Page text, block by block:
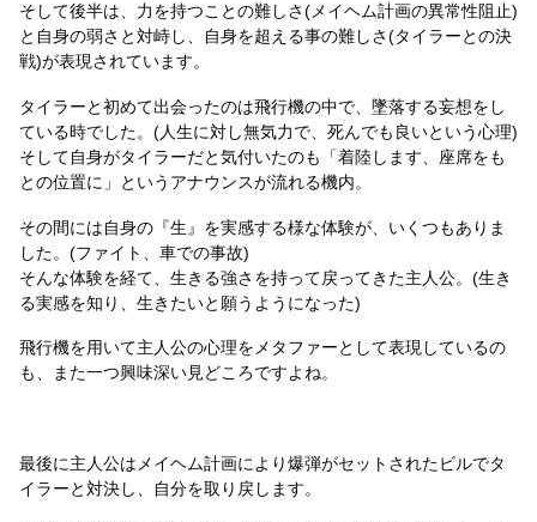
そして後半は、力を持つことの難しさ(メイヘム計画の異常性阻止)
と自身の弱さと対峙し、自身を超える事の難しさ(タイラーとの決
戦)が表現されています。
タイラーと初めて出会ったのは飛行機の中で、墜落する妄想をし
ている時でした。(人生に対し無気力で、死んでも良いという心理)
そして自身がタイラーだと気付いたのも「着陸します、座席をも
との位置に」というアナウンスが流れる機内。
その間には自身の『生』を実感する様な体験が、いくつもありま
した。(ファイト、車での事故)
そんな体験を経て、生きる強さを持って戻ってきた主人公。(生き
る実感を知り、生きたいと願うようになった)
飛行機を用いて主人公の心理をメタファーとして表現しているの
も、また一つ興味深い見どころですよね。
最後に主人公はメイヘム計画により爆弾がセットされたビルでタ
イラーと対決し、自分を取り戻します。